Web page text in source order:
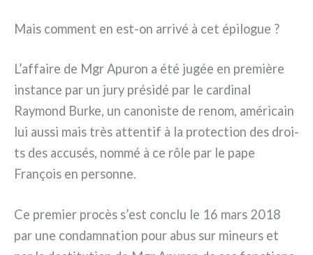
Mais com­ment en est-on arri­vé à cet épi­lo­gue ?
L’affaire de Mgr Apuron a été jugée en pre­miè­re
instan­ce par un jury pré­si­dé par le car­di­nal
Raymond Burke, un cano­ni­ste de renom, amé­ri­cain
lui aus­si mais très atten­tif à la pro­tec­tion des droi­
ts des accu­sés, nom­mé à ce rôle par le pape
François en per­son­ne.
Ce pre­mier pro­cès s’est con­clu le 16 mars 2018
par une con­dam­na­tion pour abus sur mineurs et